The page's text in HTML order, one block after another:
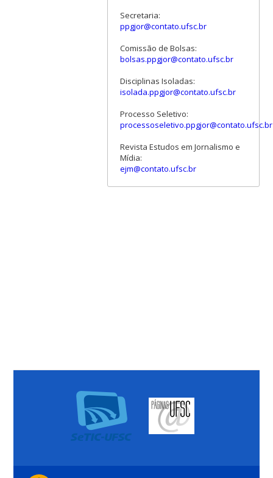
Secretaria:
ppgjor@contato.ufsc.br
Comissão de Bolsas:
bolsas.ppgjor@contato.ufsc.br
Disciplinas Isoladas:
isolada.ppgjor@contato.ufsc.br
Processo Seletivo:
processoseletivo.ppgjor@contato.ufsc.br
Revista Estudos em Jornalismo e
Mídia:
ejm@contato.ufsc.br